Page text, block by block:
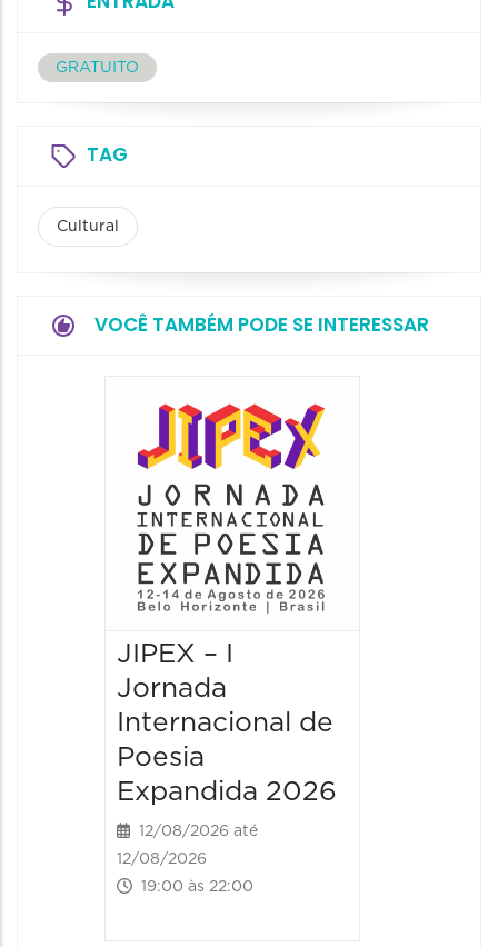
GRATUITO
TAG
Cultural
VOCÊ TAMBÉM PODE SE INTERESSAR
JIPEX – I
Jornada
Internacional de
Poesia
Expandida 2026
12/08/2026 até
12/08/2026
19:00 às 22:00